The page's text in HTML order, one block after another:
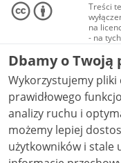
Treści
na
- na
audio i
NC-ND
Dbamy o Twoją
Wykorzystujemy pliki
prawidłowego
analizy ruchu i
możemy lepiej
użytkowników i stale